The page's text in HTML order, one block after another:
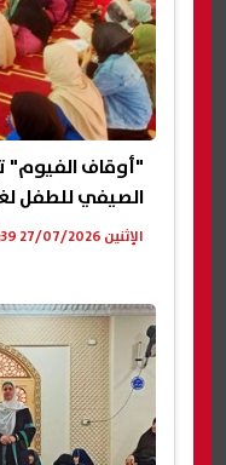
"أوقاف الفيوم"
الصيفي للطفل
الإثنين 27/07/2026 11:39 م